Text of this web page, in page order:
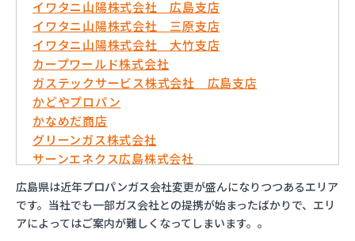
イワタニ山陽株式会社 広島支店
イワタニ山陽株式会社 三原支店
イワタニ山陽株式会社 大竹支店
カープワールド株式会社
ガステックサービス株式会社 広島支店
かどやプロパン
かなめだ商店
グリーンガス株式会社
サーンエネクス広島株式会社
さくらBIM株式会社
ダイネン株式会社広島営業所
トーショク
広島県は近年プロパンガス会社変更が盛んになりつつあるエリア
です。当社でも一部ガス会社との提携が始まったばかりで、エリ
アによってはご案内が難しくなってしまいます。。